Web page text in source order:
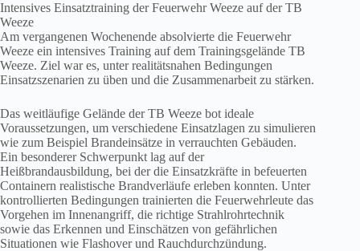
Intensives Einsatztraining der Feuerwehr Weeze auf der TB
Weeze
Am vergangenen Wochenende absolvierte die Feuerwehr
Weeze ein intensives Training auf dem Trainingsgelände TB
Weeze. Ziel war es, unter realitätsnahen Bedingungen
Einsatzszenarien zu üben und die Zusammenarbeit zu stärken.
Das weitläufige Gelände der TB Weeze bot ideale
Voraussetzungen, um verschiedene Einsatzlagen zu simulieren
wie zum Beispiel Brandeinsätze in verrauchten Gebäuden.
Ein besonderer Schwerpunkt lag auf der
Heißbrandausbildung, bei der die Einsatzkräfte in befeuerten
Containern realistische Brandverläufe erleben konnten. Unter
kontrollierten Bedingungen trainierten die Feuerwehrleute das
Vorgehen im Innenangriff, die richtige Strahlrohrtechnik
sowie das Erkennen und Einschätzen von gefährlichen
Situationen wie Flashover und Rauchdurchzündung.